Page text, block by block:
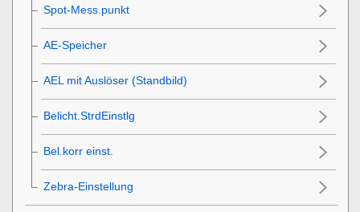
Spot-Mess.punkt
AE-Speicher
AEL mit Auslöser (Standbild)
Belicht.StrdEinstlg
Bel.korr einst.
Zebra-Einstellung